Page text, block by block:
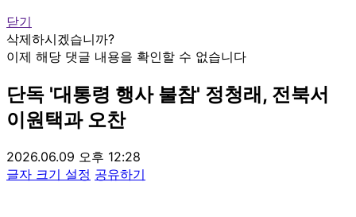
닫기
삭제하시겠습니까?
이제 해당 댓글 내용을 확인할 수 없습니다
단독 '대통령 행사 불참' 정청래, 전북서
이원택과 오찬
2026.06.09 오후 12:28
글자 크기 설정 공유하기